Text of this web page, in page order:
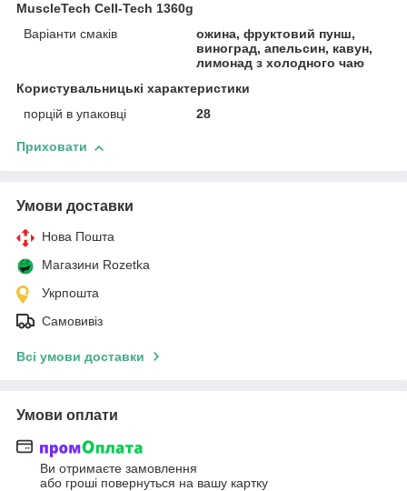
MuscleTech Cell-Tech 1360g
Варіанти смаків
ожина, фруктовий пунш,
виноград, апельсин, кавун,
лимонад з холодного чаю
Користувальницькі характеристики
порцій в упаковці
28
Приховати
Умови доставки
Нова Пошта
Магазини Rozetka
Укрпошта
Самовивіз
Всі умови доставки
Умови оплати
Ви отримаєте замовлення
або гроші повернуться на вашу картку